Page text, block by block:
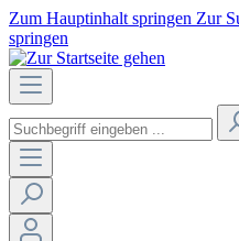
Zum Hauptinhalt springen Zur
springen